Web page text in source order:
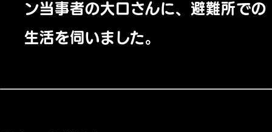
ン当事者の大口さんに、避難所での
生活を伺いました。